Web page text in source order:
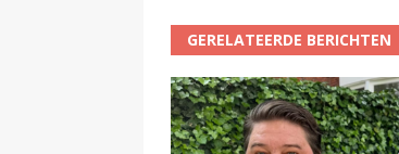
GERELATEERDE BERICHTEN